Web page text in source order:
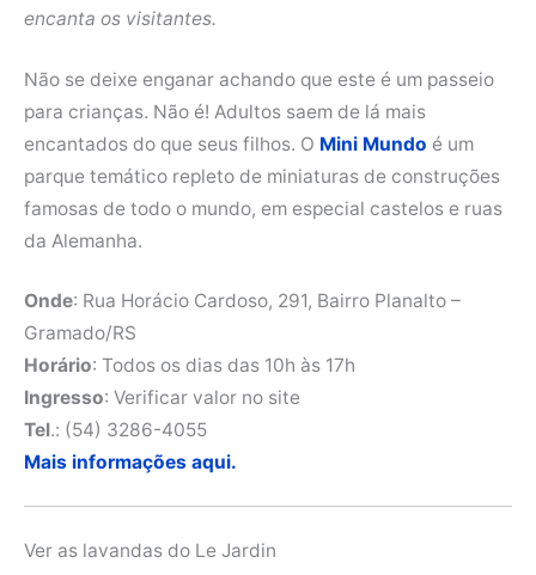
encanta os visitantes.
Não se deixe enganar achando que este é um passeio
para crianças. Não é! Adultos saem de lá mais
encantados do que seus filhos. O Mini Mundo é um
parque temático repleto de miniaturas de construções
famosas de todo o mundo, em especial castelos e ruas
da Alemanha.
Onde: Rua Horácio Cardoso, 291, Bairro Planalto –
Gramado/RS
Horário: Todos os dias das 10h às 17h
Ingresso: Verificar valor no site
Tel.: (54) 3286-4055
Mais informações aqui.
Ver as lavandas do Le Jardin